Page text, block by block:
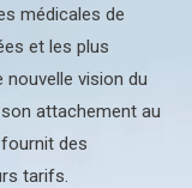
médicales de
et les plus
nouvelle vision du
attachement au
des
tarifs.